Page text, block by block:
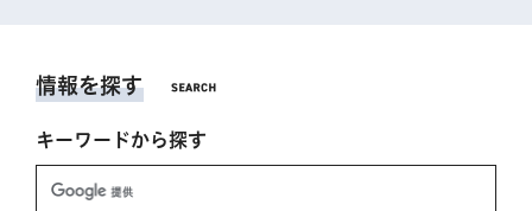
情報を探す
キーワードから探す